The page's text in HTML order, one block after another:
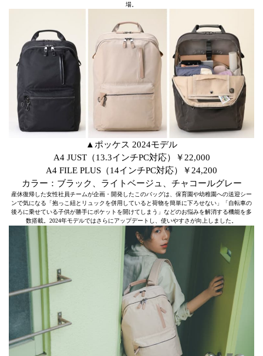
場。
▲ポッケス 2024モデル
A4 JUST（13.3インチPC対応）￥22,000
A4 FILE PLUS（14インチPC対応）￥24,200
カラー：ブラック、ライトベージュ、チャコールグレー
産休復帰した女性社員チームが企画・開発したこのバッグは、保育園や幼稚園への送迎シー
ンで気になる「抱っこ紐とリュックを併用していると荷物を簡単に下ろせない」「自転車の
後ろに乗せている子供が勝手にポケットを開けてしまう」などのお悩みを解消する機能を多
数搭載。2024年モデルではさらにアップデートし、使いやすさが向上しました。